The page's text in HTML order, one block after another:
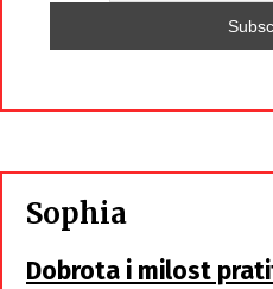
Sophia
Dobrota i milost